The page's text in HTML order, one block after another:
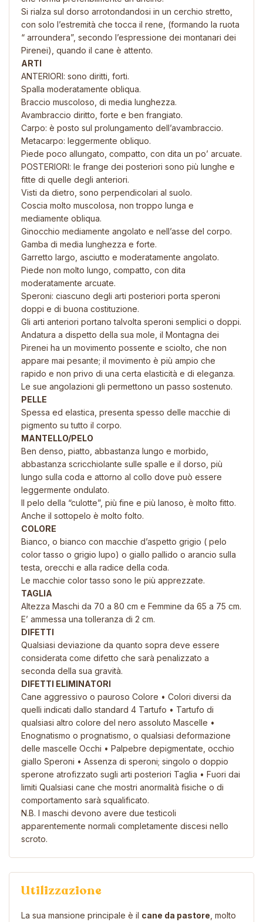
Si rialza sul dorso arrotondandosi in un cerchio stretto,
con solo l’estremità che tocca il rene, (formando la ruota
“ arroundera”, secondo l’espressione dei montanari dei
Pirenei), quando il cane è attento.
ARTI
ANTERIORI: sono diritti, forti.
Spalla moderatamente obliqua.
Braccio muscoloso, di media lunghezza.
Avambraccio diritto, forte e ben frangiato.
Carpo: è posto sul prolungamento dell’avambraccio.
Metacarpo: leggermente obliquo.
Piede poco allungato, compatto, con dita un po’ arcuate.
POSTERIORI: le frange dei posteriori sono più lunghe e
fitte di quelle degli anteriori.
Visti da dietro, sono perpendicolari al suolo.
Coscia molto muscolosa, non troppo lunga e
mediamente obliqua.
Ginocchio mediamente angolato e nell’asse del corpo.
Gamba di media lunghezza e forte.
Garretto largo, asciutto e moderatamente angolato.
Piede non molto lungo, compatto, con dita
moderatamente arcuate.
Speroni: ciascuno degli arti posteriori porta speroni
doppi e di buona costituzione.
Gli arti anteriori portano talvolta speroni semplici o doppi.
Andatura a dispetto della sua mole, il Montagna dei
Pirenei ha un movimento possente e sciolto, che non
appare mai pesante; il movimento è più ampio che
rapido e non privo di una certa elasticità e di eleganza.
Le sue angolazioni gli permettono un passo sostenuto.
PELLE
Spessa ed elastica, presenta spesso delle macchie di
pigmento su tutto il corpo.
MANTELLO/PELO
Ben denso, piatto, abbastanza lungo e morbido,
abbastanza scricchiolante sulle spalle e il dorso, più
lungo sulla coda e attorno al collo dove può essere
leggermente ondulato.
Il pelo della “culotte”, più fine e più lanoso, è molto fitto.
Anche il sottopelo è molto folto.
COLORE
Bianco, o bianco con macchie d’aspetto grigio ( pelo
color tasso o grigio lupo) o giallo pallido o arancio sulla
testa, orecchi e alla radice della coda.
Le macchie color tasso sono le più apprezzate.
TAGLIA
Altezza Maschi da 70 a 80 cm e Femmine da 65 a 75 cm.
E’ ammessa una tolleranza di 2 cm.
DIFETTI
Qualsiasi deviazione da quanto sopra deve essere
considerata come difetto che sarà penalizzato a
seconda della sua gravità.
DIFETTI ELIMINATORI
Cane aggressivo o pauroso Colore • Colori diversi da
quelli indicati dallo standard 4 Tartufo • Tartufo di
qualsiasi altro colore del nero assoluto Mascelle •
Enognatismo o prognatismo, o qualsiasi deformazione
delle mascelle Occhi • Palpebre depigmentate, occhio
giallo Speroni • Assenza di speroni; singolo o doppio
sperone atrofizzato sugli arti posteriori Taglia • Fuori dai
limiti Qualsiasi cane che mostri anormalità fisiche o di
comportamento sarà squalificato.
N.B. I maschi devono avere due testicoli
apparentemente normali completamente discesi nello
scroto.
Utilizzazione
La sua mansione principale è il cane da pastore , molto